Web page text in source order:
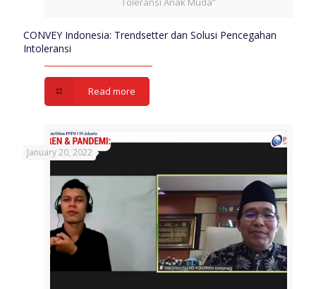
CONVEY Indonesia: Trendsetter dan Solusi Pencegahan
Intoleransi
Read more
January 20, 2022